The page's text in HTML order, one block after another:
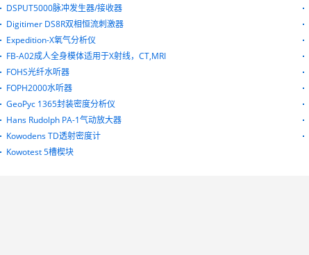
DSPUT5000脉冲发生器/接收器
Digitimer DS8R双相恒流刺激器
Expedition-X氧气分析仪
FB-A02成人全身模体适用于X射线，CT,MRI
FOHS光纤水听器
FOPH2000水听器
GeoPyc 1365封装密度分析仪
Hans Rudolph PA-1气动放大器
Kowodens TD透射密度计
Kowotest 5槽楔块